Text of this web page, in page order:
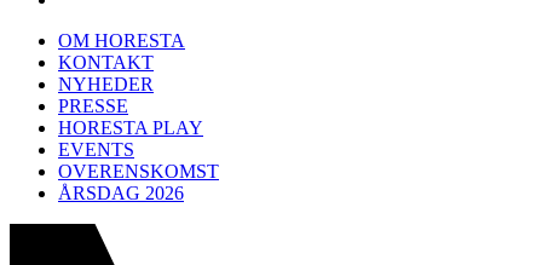
OM HORESTA
KONTAKT
NYHEDER
PRESSE
HORESTA PLAY
EVENTS
OVERENSKOMST
ÅRSDAG 2026